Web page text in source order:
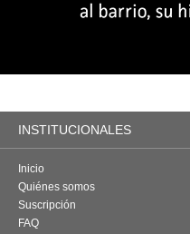
INSTITUCIONALES
Inicio
Quiénes somos
Suscripción
FAQ